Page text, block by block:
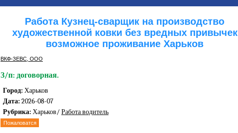
Работа Кузнец-сварщик на производство
художественной ковки без вредных привычек
возможное проживание Харьков
ВКФ-ЗЕВС, ООО
З/п: договорная.
Город: Харьков
Дата: 2026-08-07
Рубрика: Харьков/ Работа водитель
Пожаловатся